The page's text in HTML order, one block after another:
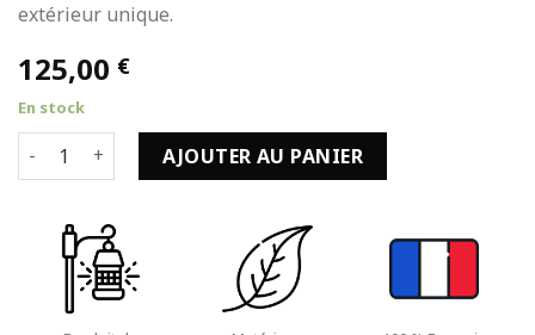
extérieur unique.
125,00 €
En stock
quantité de Lampe à LED sous Forme de Boule Sphérique
AJOUTER AU PANIER